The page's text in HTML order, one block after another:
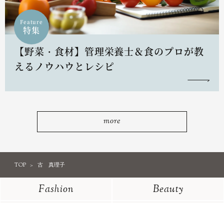
Feature
特集
【野菜・食材】管理栄養士＆食のプロが教
えるノウハウとレシピ
more
TOP 古 真理子
Fashion
Beauty